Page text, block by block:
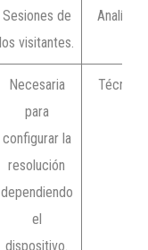
Sesiones de
los visitantes.
Analítica.
Necesaria
para
configurar la
resolución
dependiendo
el
dispositivo.
Técnica.